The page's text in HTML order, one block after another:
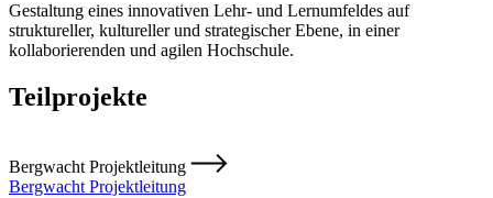
Gestaltung eines innovativen Lehr- und Lernumfeldes auf
struktureller, kultureller und strategischer Ebene, in einer
kollaborierenden und agilen Hochschule.
Teilprojekte
Bergwacht Projektleitung
Bergwacht Projektleitung